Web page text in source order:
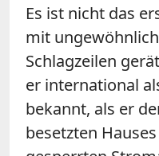
Es ist nicht das
mit
Schlagzeilen
er international
bekannt, als er
besetzten